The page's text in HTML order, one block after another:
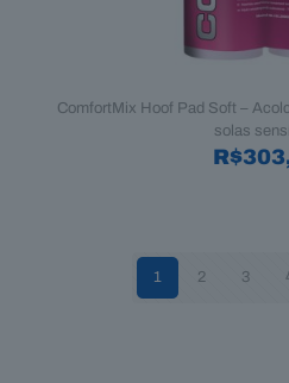
ComfortMix Hoof Pad Soft –
solas
R$
1 2 3